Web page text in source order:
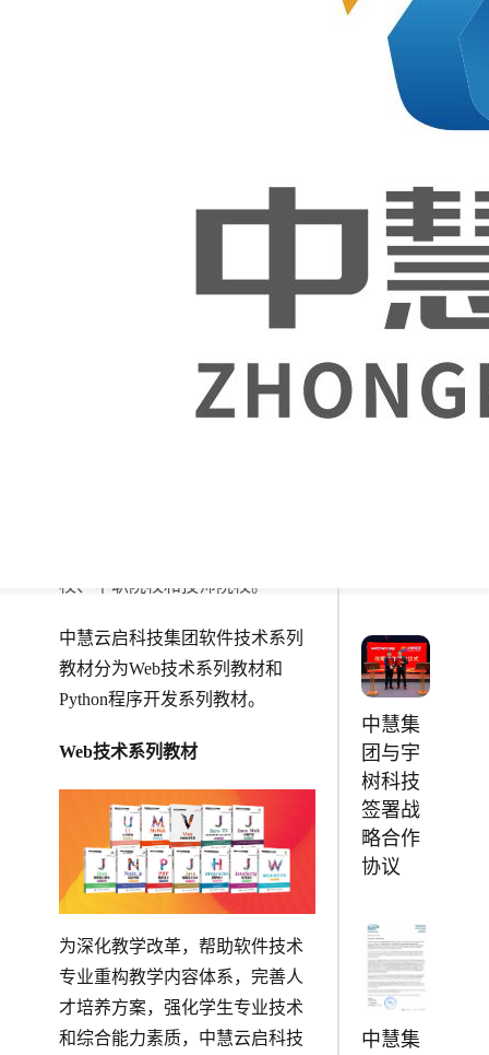
据统计，中慧云启科技集团有限
包括北京工业大学、中国海洋大
技术学院、广东科学技术职业学
院、山东科技职业学院、重庆工
校、中职院校和技师院校。
中慧云启科技集团软件技术系列
教材分为Web技术系列教材和
Python程序开发系列教材。
Web技术系列教材
为深化教学改革，帮助软件技术
专业重构教学内容体系，完善人
才培养方案，强化学生专业技术
和综合能力素质，中慧云启科技
目经验
总结交
流会成
功举
中慧集
团联合
编写
《Vue
序开
发》入
中慧集
团与宇
树科技
签署战
略合作
协议
中慧集